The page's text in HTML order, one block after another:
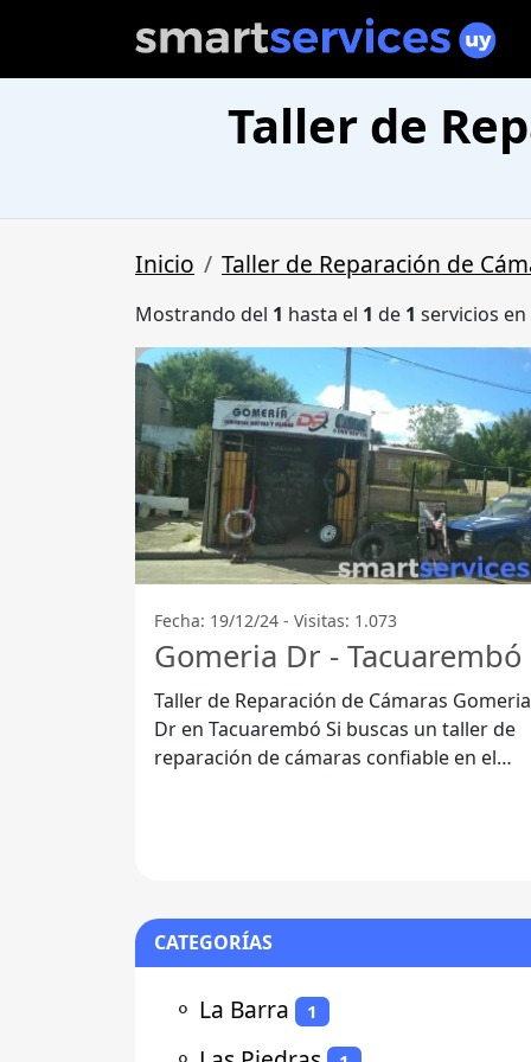
Taller de
Inicio Taller de Reparación de
Mostrando del 1 hasta el 1 de 1 servicios
Fecha: 19/12/24 - Visitas: 1.073
Gomeria Dr - Tacuarembó
Taller de Reparación de Cámaras Gomeria
Dr en Tacuarembó Si buscas un taller de
reparación de cámaras confiable en el
CATEGORÍAS
⚬ La Barra 1